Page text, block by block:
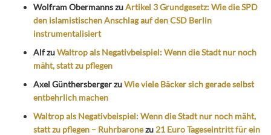
Wolfram ObermannszuArtikel 3 Grundgesetz: Wie die SPD
den islamistischen Anschlag auf den CSD Berlin
instrumentalisiert
AlfzuWaltrop als Negativbeispiel: Wenn die Stadt nur noch
mäht, statt zu pflegen
Axel GünthersbergerzuWie viele Bäcker sich gerade selbst
entbehrlich machen
Waltrop als Negativbeispiel: Wenn die Stadt nur noch mäht,
statt zu pflegen – Ruhrbaronezu 21 Euro Tageseintritt für ein